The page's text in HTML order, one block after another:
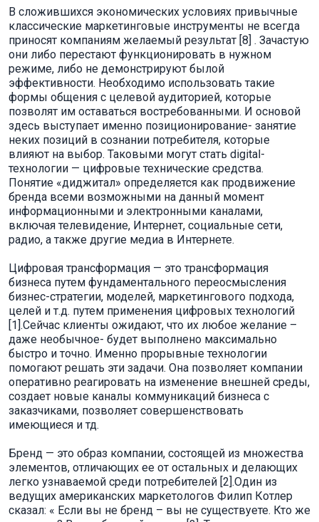
В сложившихся экономических условиях привычные
классические маркетинговые инструменты не всегда
приносят компаниям желаемый результат [8] . Зачастую
они либо перестают функционировать в нужном
режиме, либо не демонстрируют былой
эффективности. Необходимо использовать такие
формы общения с целевой аудиторией, которые
позволят им оставаться востребованными. И основой
здесь выступает именно позиционирование- занятие
неких позиций в сознании потребителя, которые
влияют на выбор. Таковыми могут стать digital-
технологии — цифровые технические средства.
Понятие «диджитал» определяется как продвижение
бренда всеми возможными на данный момент
информационными и электронными каналами,
включая телевидение, Интернет, социальные сети,
радио, а также другие медиа в Интернете.
Цифровая трансформация — это трансформация
бизнеса путем фундаментального переосмысления
бизнес-стратегии, моделей, маркетингового подхода,
целей и т.д. путем применения цифровых технологий
[1].Сейчас клиенты ожидают, что их любое желание –
даже необычное- будет выполнено максимально
быстро и точно. Именно прорывные технологии
помогают решать эти задачи. Она позволяет компании
оперативно реагировать на изменение внешней среды,
создает новые каналы коммуникаций бизнеса с
заказчиками, позволяет совершенствовать
имеющиеся и тд.
Бренд — это образ компании, состоящей из множества
элементов, отличающих ее от остальных и делающих
легко узнаваемой среди потребителей [2].Один из
ведущих американских маркетологов Филип Котлер
сказал: « Если вы не бренд – вы не существуете. Кто же